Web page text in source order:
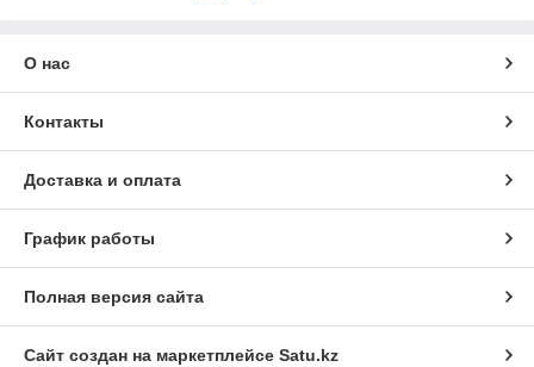
О нас
Контакты
Доставка и оплата
График работы
Полная версия сайта
Сайт создан на маркетплейсе Satu.kz